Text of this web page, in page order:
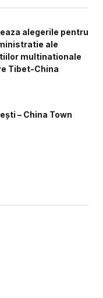
alegerile pentru
ale
multinationale
Tibet-China
– China Town